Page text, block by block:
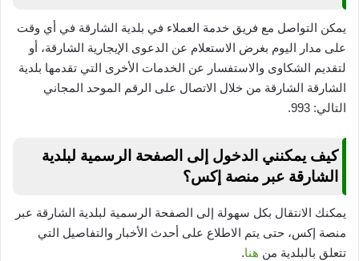
يمكن التواصل مع فريق خدمة العملاء في بلدية الشارقة في أي وقت
على مدار اليوم بغرض الاستعلام عن الدعوى الإيجارية الشارقة، أو
لتقديم الشكاوى والاستفسار عن الخدمات الأخرى التي تقدمها بلدية
الشارقة الشارقة من خلال الاتصال على الرقم الموحد المجاني
التالي: 993.
كيف يمكنني الدخول إلى الصفحة الرسمية لبلدية
الشارقة عبر منصة إكس؟
يمكنك الانتقال بكل سهولة إلى الصفحة الرسمية لبلدية الشارقة عبر
منصة إكس، حتى يتم الاطلاع على أحدث الأخبار والتفاصيل التي
تتعلق بالبلدية من هنا.